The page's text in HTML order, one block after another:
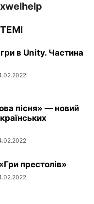
гри в Unity. Частина
пісня» — новий
престолів»